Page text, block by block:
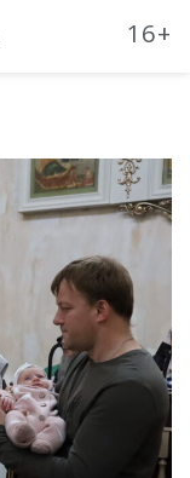
16+